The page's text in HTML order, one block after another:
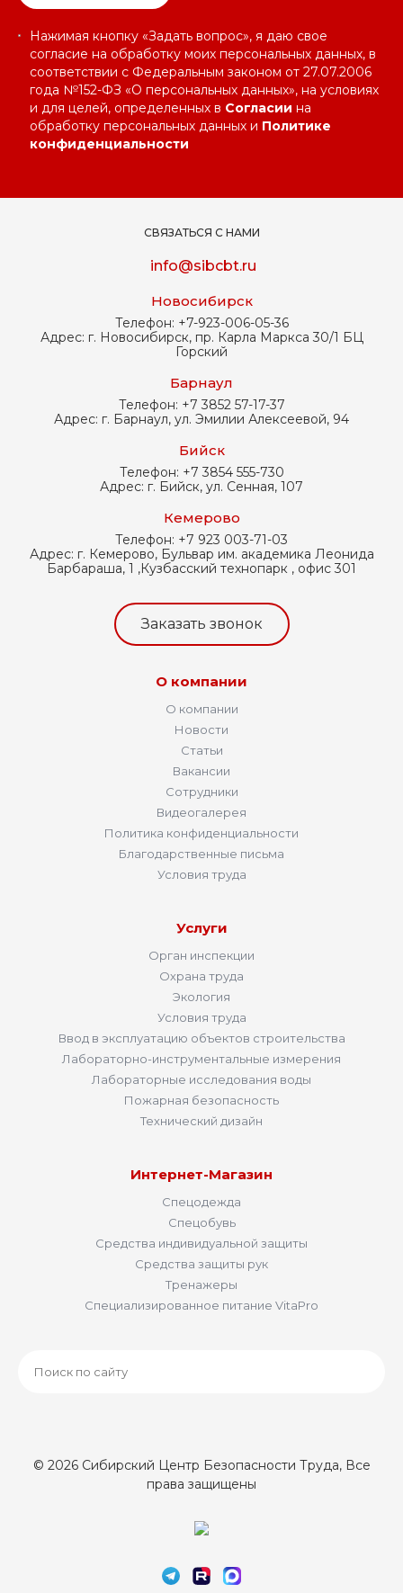
Нажимая кнопку «Задать вопрос», я даю свое
согласие на обработку моих персональных данных, в
соответствии с Федеральным законом от 27.07.2006
года №152-ФЗ «О персональных данных», на условиях
и для целей, определенных в Согласии на
обработку персональных данных и Политике
конфиденциальности
СВЯЗАТЬСЯ С НАМИ
info@sibcbt.ru
Новосибирск
Телефон: +7-923-006-05-36
Адрес: г. Новосибирск, пр. Карла Маркса 30/1 БЦ
Горский
Барнаул
Телефон: +7 3852 57-17-37
Адрес: г. Барнаул, ул. Эмилии Алексеевой, 94
Бийск
Телефон: +7 3854 555-730
Адрес: г. Бийск, ул. Сенная, 107
Кемерово
Телефон: +7 923 003-71-03
Адрес: г. Кемерово, Бульвар им. академика Леонида
Барбараша, 1 ,Кузбасский технопарк , офис 301
Заказать звонок
О компании
О компании
Новости
Статьи
Вакансии
Сотрудники
Видеогалерея
Политика конфиденциальности
Благодарственные письма
Условия труда
Услуги
Орган инспекции
Охрана труда
Экология
Условия труда
Ввод в эксплуатацию объектов строительства
Лабораторно-инструментальные измерения
Лабораторные исследования воды
Пожарная безопасность
Технический дизайн
Интернет-Магазин
Спецодежда
Спецобувь
Средства индивидуальной защиты
Средства защиты рук
Тренажеры
Специализированное питание VitaPro
© 2026 Сибирский Центр Безопасности Труда, Все
права защищены